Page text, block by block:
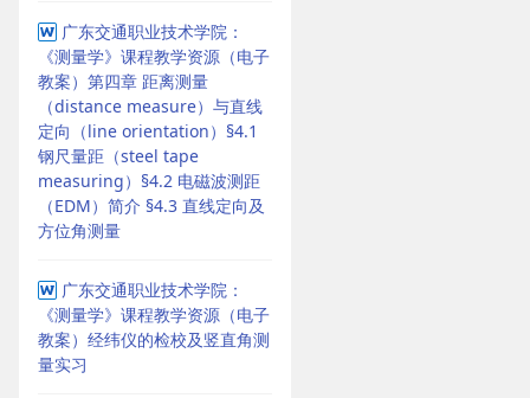
广东交通职业技术学院：
《测量学》课程教学资源（电子
教案）第四章 距离测量
（distance measure）与直线
定向（line orientation）§4.1
钢尺量距（steel tape
measuring）§4.2 电磁波测距
（EDM）简介 §4.3 直线定向及
方位角测量
广东交通职业技术学院：
《测量学》课程教学资源（电子
教案）经纬仪的检校及竖直角测
量实习